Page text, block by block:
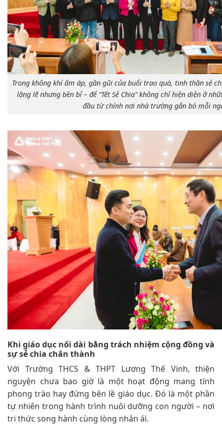
Trong không khí ấm áp, gần gũi của buổi trao quà, tinh thần sẻ
lặng lẽ nhưng bền bỉ – để “Tết Sẻ Chia” không chỉ hiện diện ở
đầu từ chính nơi nhà trường gắn bó mỗi
Khi giáo dục nối dài bằng trách nhiệm cộng đồng và
sự sẻ chia chân thành
Với Trường THCS & THPT Lương Thế Vinh, thiện
nguyện chưa bao giờ là một hoạt động mang tính
phong trào hay đứng bên lề giáo dục. Đó là một phần
tự nhiên trong hành trình nuôi dưỡng con người – nơi
tri thức song hành cùng lòng nhân ái.